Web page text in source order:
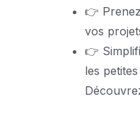
👉
vos
👉
les